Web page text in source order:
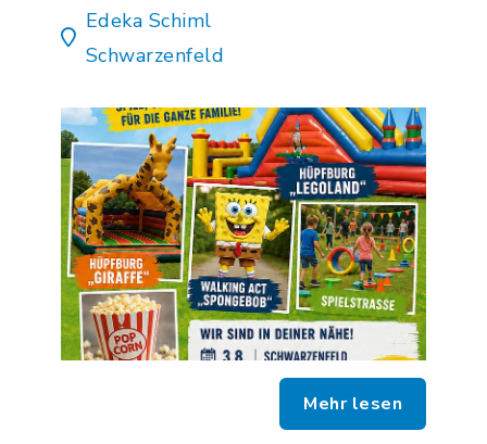
Edeka Schiml
Schwarzenfeld
Mehr lesen